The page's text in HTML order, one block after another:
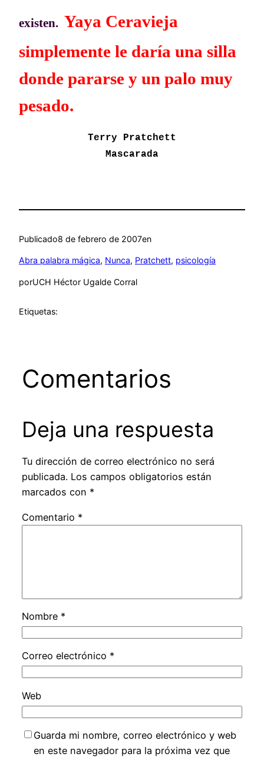
existen. Yaya Ceravieja
simplemente le daría una silla
donde pararse y un palo muy
pesado.
Terry Pratchett
Mascarada
Publicado8 de febrero de 2007en
Abra palabra mágica, Nunca, Pratchett, psicología
porUCH Héctor Ugalde Corral
Etiquetas:
Comentarios
Deja una respuesta
Tu dirección de correo electrónico no será
publicada. Los campos obligatorios están
marcados con *
Comentario *
Nombre *
Correo electrónico *
Web
Guarda mi nombre, correo electrónico y web
en este navegador para la próxima vez que